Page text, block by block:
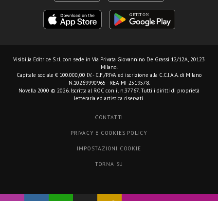
Visibilia Editrice S.r.l. con sede in Via Privata Giovannino De Grassi 12/12A, 20123
Milano.
Capitale sociale € 100.000,00 I.V. - C.F./P.IVA ed iscrizione alla C.C.I.A.A. di Milano
N.10269990965 - REA MI-2519578.
Novella 2000 © 2026. Iscritta al ROC con il n.37767. Tutti i diritti di proprietà
letteraria ed artistica riservati.
CONTATTI
PRIVACY E COOKIES POLICY
IMPOSTAZIONI COOKIE
TORNA SU